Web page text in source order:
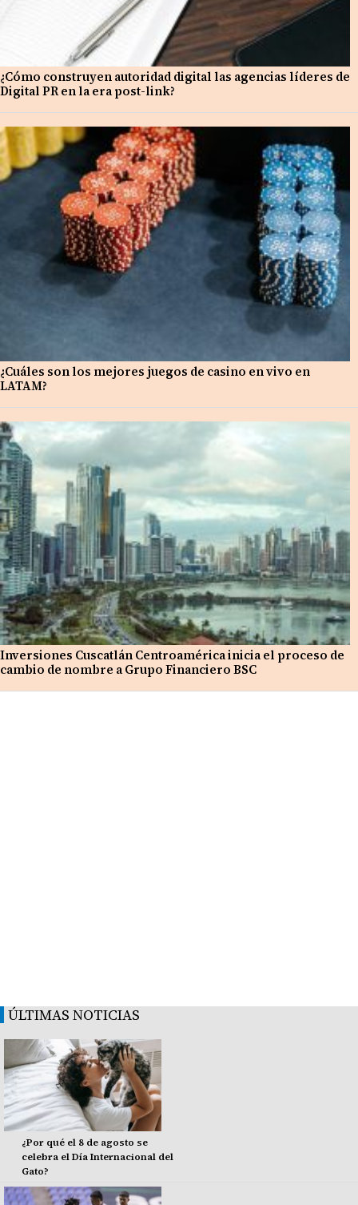
¿Cómo construyen autoridad digital las agencias líderes de
Digital PR en la era post-link?
¿Cuáles son los mejores juegos de casino en vivo en
LATAM?
Inversiones Cuscatlán Centroamérica inicia el proceso de
cambio de nombre a Grupo Financiero BSC
ÚLTIMAS NOTICIAS
¿Por qué el 8 de agosto se
celebra el Día Internacional del
Gato?